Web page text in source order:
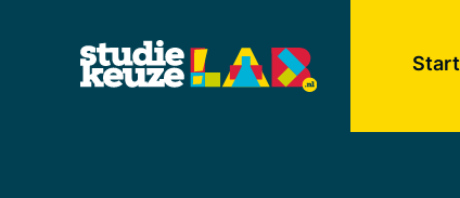
Start